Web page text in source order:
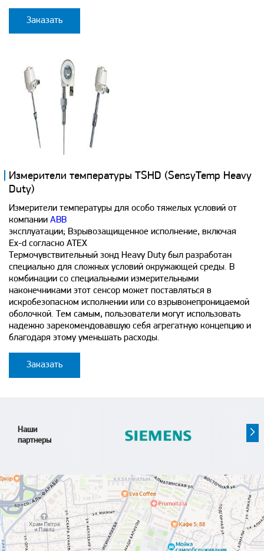
Заказать
Измерители температуры TSHD (SensyTemp Heavy
Duty)
Измерители температуры для особо тяжелых условий от
компании ABB
эксплуатации; Взрывозащищенное исполнение, включая
Ex-d согласно ATEX
Термочувствительный зонд Heavy Duty был разработан
специально для сложных условий окружающей среды. В
комбинации со специальными измерительными
наконечниками этот сенсор может поставляться в
искробезопасном исполнении или со взрывонепроницаемой
оболочкой. Тем самым, пользователи могут использовать
надежно зарекомендовавшую себя агрегатную концепцию и
благодаря этому уменьшать расходы.
Заказать
Наши
партнеры